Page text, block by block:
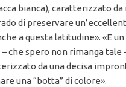
bianca), caratterizzato
di preservare
a questa latitudine». «E
che spero non rimanga tale
da una decisa
una “botta” di colore».